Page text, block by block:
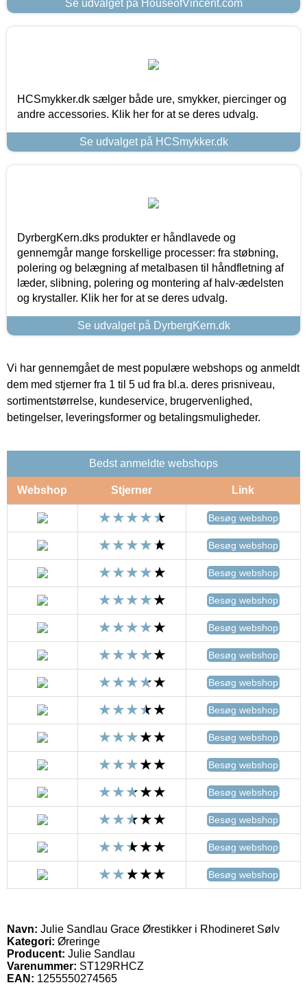
Se udvalget på HouseofVincent.com
HCSmykker.dk sælger både ure, smykker, piercinger og
andre accessories. Klik her for at se deres udvalg.
Se udvalget på HCSmykker.dk
DyrbergKern.dks produkter er håndlavede og
gennemgår mange forskellige processer: fra støbning,
polering og belægning af metalbasen til håndfletning af
læder, slibning, polering og montering af halv-ædelsten
og krystaller. Klik her for at se deres udvalg.
Se udvalget på DyrbergKern.dk
Vi har gennemgået de mest populære webshops og anmeldt
dem med stjerner fra 1 til 5 ud fra bl.a. deres prisniveau,
sortimentstørrelse, kundeservice, brugervenlighed,
betingelser, leveringsformer og betalingsmuligheder.
Bedst anmeldte webshops
Webshop Stjerner Link
Besøg webshop
Besøg webshop
Besøg webshop
Besøg webshop
Besøg webshop
Besøg webshop
Besøg webshop
Besøg webshop
Besøg webshop
Besøg webshop
Besøg webshop
Besøg webshop
Besøg webshop
Besøg webshop
Navn: Julie Sandlau Grace Ørestikker i Rhodineret Sølv
Kategori: Øreringe
Producent: Julie Sandlau
Varenummer: ST129RHCZ
EAN: 1255550274565